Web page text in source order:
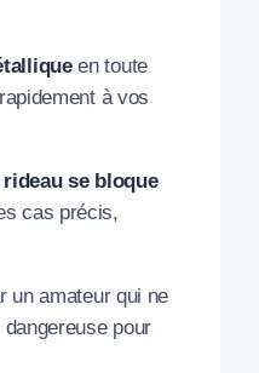
en toute
à vos
rideau se bloque
cas précis,
un amateur qui ne
pour